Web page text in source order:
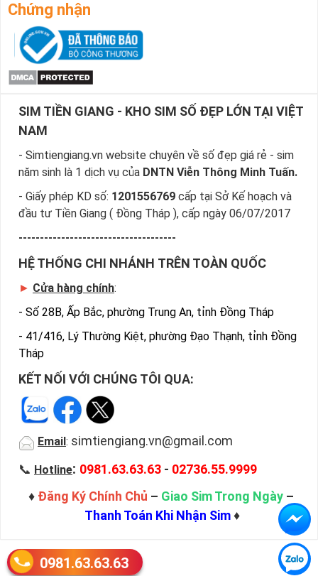
Chứng nhận
SIM TIỀN GIANG - KHO SIM SỐ ĐẸP LỚN TẠI VIỆT
NAM
- Simtiengiang.vn website chuyên về số đẹp giá rẻ - sim
năm sinh là 1 dịch vụ của DNTN Viễn Thông Minh Tuấn.
- Giấy phép KD số: 1201556769 cấp tại Sở Kế hoạch và
đầu tư Tiền Giang ( Đồng Tháp ), cấp ngày 06/07/2017
-------------------------------------
HỆ THỐNG CHI NHÁNH TRÊN TOÀN QUỐC
► Cửa hàng chính:
- Số 28B, Ấp Bắc, phường Trung An, tỉnh Đồng Tháp
- 41/416, Lý Thường Kiệt, phường Đạo Thạnh, tỉnh Đồng
Tháp
KẾT NỐI VỚI CHÚNG TÔI QUA:
Email : simtiengiang.vn@gmail.com
📞 Hotline: 0981.63.63.63 - 02736.55.9999
♦ Đăng Ký Chính Chủ – Giao Sim Trong Ngày –
Thanh Toán Khi Nhận Sim♦
0981.63.63.63